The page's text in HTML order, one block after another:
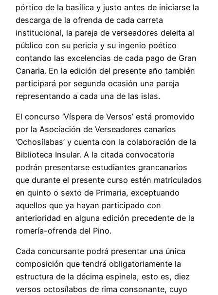
pórtico de la basílica y justo antes de iniciarse la
descarga de la ofrenda de cada carreta
institucional, la pareja de verseadores deleita al
público con su pericia y su ingenio poético
contando las excelencias de cada pago de Gran
Canaria. En la edición del presente año también
participará por segunda ocasión una pareja
representando a cada una de las islas.
El concurso ‘Víspera de Versos’ está promovido
por la Asociación de Verseadores canarios
‘Ochosílabas’ y cuenta con la colaboración de la
Biblioteca Insular. A la citada convocatoria
podrán presentarse estudiantes grancanarios
que durante el presente curso estén matriculados
en quinto o sexto de Primaria, exceptuando
aquellos que ya hayan participado con
anterioridad en alguna edición precedente de la
romería-ofrenda del Pino.
Cada concursante podrá presentar una única
composición que tendrá obligatoriamente la
estructura de la décima espinela, esto es, diez
versos octosílabos de rima consonante, cuyo